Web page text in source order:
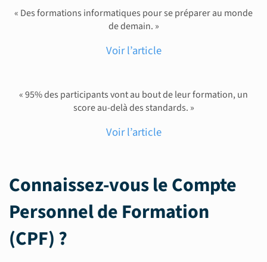
« Des formations informatiques pour se préparer au monde
de demain. »
Voir l’article
« 95% des participants vont au bout de leur formation, un
score au-delà des standards. »
Voir l’article
Connaissez-vous le Compte
Personnel de Formation
(CPF) ?